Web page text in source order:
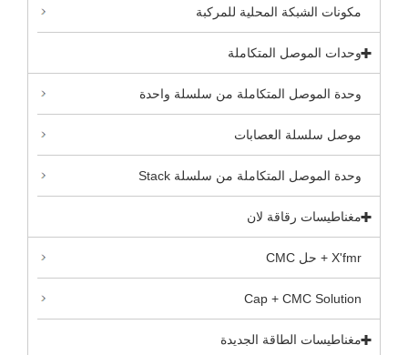
مكونات الشبكة المحلية للمركبة
وحدات الموصل المتكاملة
وحدة الموصل المتكاملة من سلسلة واحدة
موصل سلسلة العصابات
وحدة الموصل المتكاملة من سلسلة Stack
مغناطيسات رقاقة لان
X'fmr + حل CMC
Cap + CMC Solution
مغناطيسات الطاقة الجديدة